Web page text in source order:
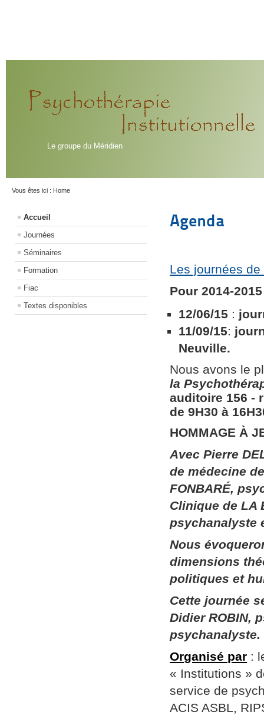
Le groupe du Méridien
Vous êtes ici : Home
Accueil
Journées
Séminaires
Formation
Fiac
Textes disponibles
Agenda
Les journées
Pour 2014-
12/06/15 :
11/09/15:
Neuville.
Nous avons le
la
auditoire 156​ ​-
de 9H30 à
HOMMAGE À
Avec Pierre
de médecine
FONBARÉ,
Clinique de LA
psychanalyste
Nous
dimensions
politiques et
Cette journée
Didier ROBIN,
psychanalyste.
Organisé par :
« Institutions »
service de
ACIS ASBL,